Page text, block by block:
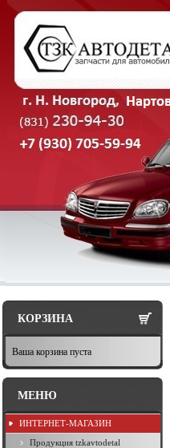
КОРЗИНА
Ваша корзина пуста
МЕНЮ
ИНТЕРНЕТ-МАГАЗИН
Продукция tzkavtodetal